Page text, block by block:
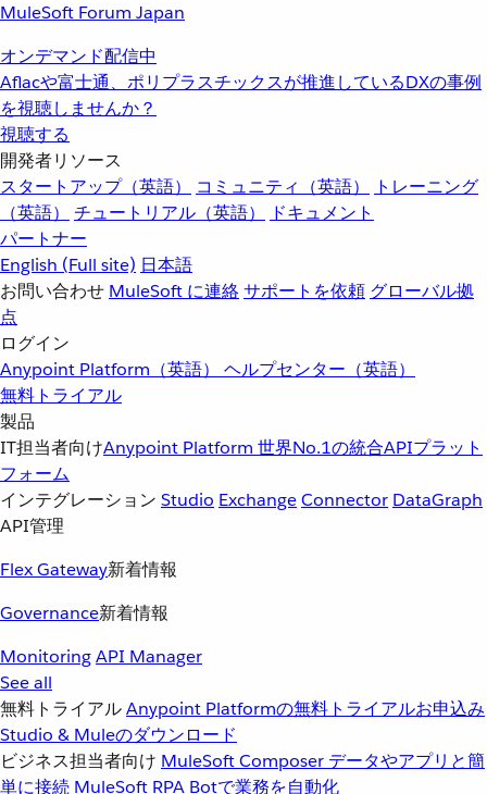
MuleSoft Forum Japan
オンデマンド配信中
Aflacや富士通、ポリプラスチックスが推進しているDXの事例
を視聴しませんか？
視聴する
開発者リソース
スタートアップ（英語）
コミュニティ（英語）
トレーニング
（英語）
チュートリアル（英語）
ドキュメント
パートナー
English (Full site) 日本語
お問い合わせ MuleSoft に連絡サポートを依頼 グローバル拠
点
ログイン
Anypoint Platform（英語） ヘルプセンター（英語）
無料トライアル
製品
IT担当者向けAnypoint Platform 世界No.1の統合APIプラット
フォーム
インテグレーション Studio ExchangeConnector DataGraph
API管理
Flex Gateway新着情報
Governance新着情報
MonitoringAPI Manager
See all
無料トライアルAnypoint Platformの無料トライアルお申込み
Studio & Muleのダウンロード
ビジネス担当者向け MuleSoft Composer データやアプリと簡
単に接続 MuleSoft RPA Botで業務を自動化